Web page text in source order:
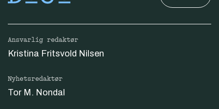
Ansvarlig redaktør
Kristina Fritsvold Nilsen
Nyhetsredaktør
Tor M. Nondal